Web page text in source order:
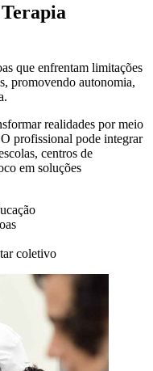
que enfrentam limitações
promovendo autonomia,
realidades por meio
profissional pode integrar
centros de
em soluções
coletivo